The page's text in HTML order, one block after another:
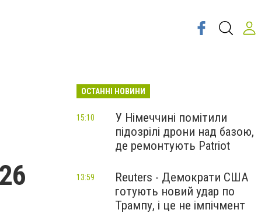
ОСТАННІ НОВИНИ
У Німеччині помітили
підозрілі дрони над базою,
де ремонтують Patriot
15:10
Reuters - Демократи США
готують новий удар по
Трампу, і це не імпічмент
13:59